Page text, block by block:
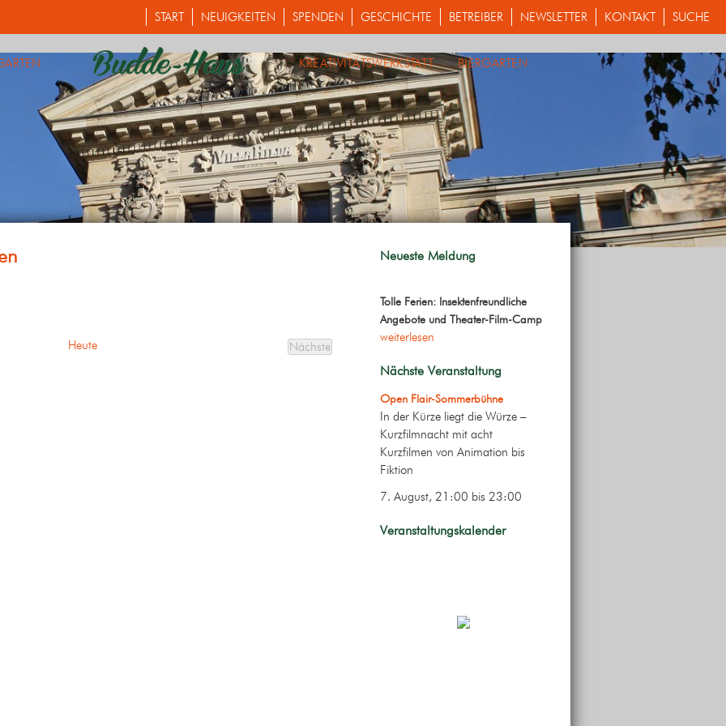
START NEUIGKEITEN SPENDEN GESCHICHTE BETREIBER NEWSLETTER KONTAKT SUCHE
KREATIVITÄTSWERKSTATT BIERGARTEN
Heute
Nächste
Veranstaltungen
Neueste Meldung
Tolle Ferien: Insektenfreundliche
Angebote und Theater-Film-Camp
weiterlesen
Nächste Veranstaltung
Open Flair-Sommerbühne
In der Kürze liegt die Würze –
Kurzfilmnacht mit acht
Kurzfilmen von Animation bis
Fiktion
7. August, 21:00 bis 23:00
Veranstaltungskalender